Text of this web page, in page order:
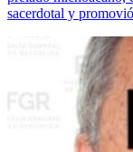
sacerdotal y